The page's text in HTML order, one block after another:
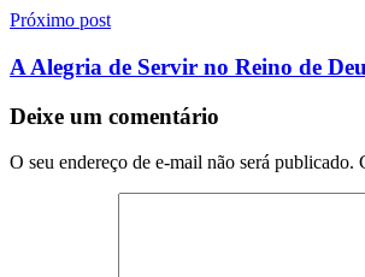
Próximo post
A Alegria de Servir no Reino de
Deixe um comentário
O seu endereço de e-mail não será publicado.